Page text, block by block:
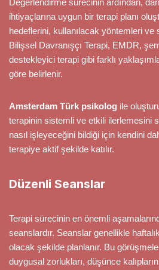
Değerlendirme sürecinin ardından,
ihtiyaçlarına uygun bir terapi planı
hedeflerini, kullanılacak yöntemleri ve
Bilişsel Davranışçı Terapi, EMDR,
destekleyici terapi gibi farklı
göre belirlenir.
Amsterdam Türk psikolog ile
terapinin sistemli ve etkili ilerlemesini
nasıl işleyeceğini bildiği için kendini
terapiye aktif şekilde katılır.
Düzenli Seanslar
Terapi sürecinin en önemli
seanslardır. Seanslar genellikle
olacak şekilde planlanır. Bu
duygusal zorlukları, düşünce